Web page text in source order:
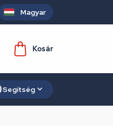
Magyar
Kosár
Segítség